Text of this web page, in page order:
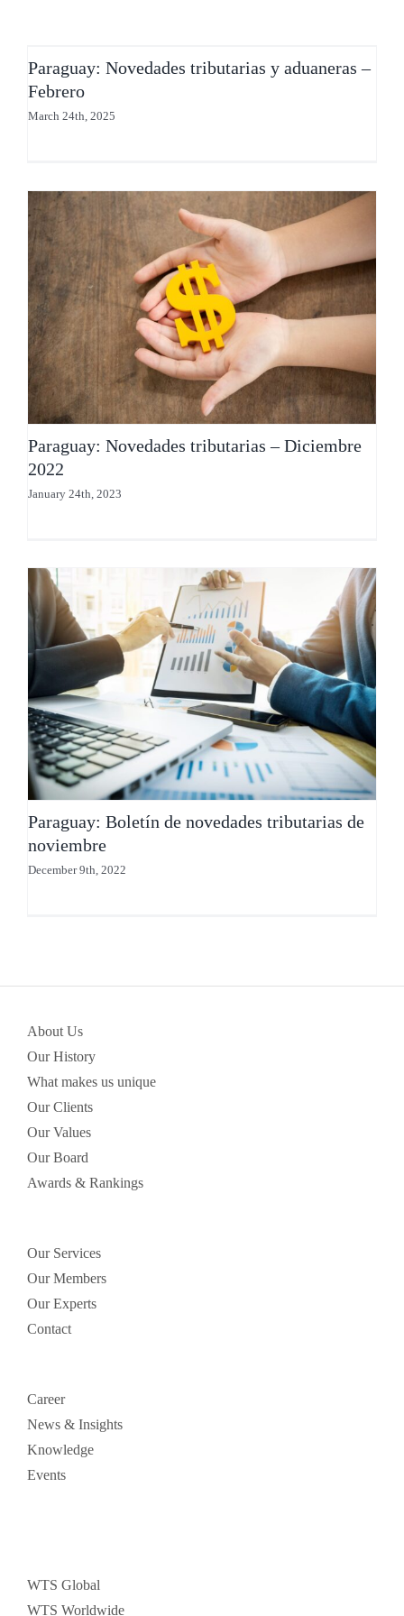
Febrero
Paraguay: Novedades tributarias y aduaneras –
Febrero
March 24th, 2025
Paraguay: Novedades tributarias – Diciembre 2022
Paraguay: Novedades tributarias – Diciembre
2022
January 24th, 2023
Paraguay: Boletín de novedades tributarias de
noviembre
Paraguay: Boletín de novedades tributarias de
noviembre
December 9th, 2022
About Us
Our History
What makes us unique
Our Clients
Our Values
Our Board
Awards & Rankings
Our Services
Our Members
Our Experts
Contact
Career
News & Insights
Knowledge
Events
WTS Global
WTS Worldwide